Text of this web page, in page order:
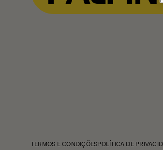
TERMOS E CONDIÇÕESPOLÍTICA DE